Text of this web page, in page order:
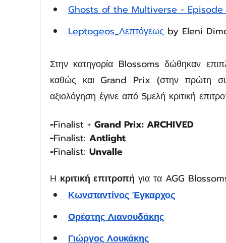
Ghosts of the Multiverse - Episode
Leptogeos_Λεπτόγεως by Eleni
Στην κατηγορία Blossoms δώθηκαν
καθώς και Grand Prix (στην πρώτη
αξιολόγηση έγινε από 5μελή κριτική
-Finalist + Grand Prix: ARCHIVED
-Finalist: Antlight
-Finalist: Unvalle
Η κριτική επιτροπή για τα AGG
Κωνσταντίνος Έγκαρχος
Ορέστης Λιανουδάκης
Γιώργος Λουκάκης